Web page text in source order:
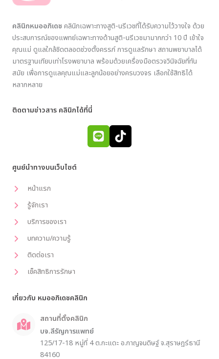
คลินิกหมออภิเดช คลินิกเฉพาะทางสูติ-นรีเวชที่ได้รับความไว้วางใจ ด้วย
ประสบการณ์ของแพทย์เฉพาะทางด้านสูติ-นรีเวชมามากกว่า 10 ปี เข้าใจ
คุณแม่ ดูแลใกล้ชิดตลอดช่วงตั้งครรภ์ การดูแลรักษา สถานพยาบาลได้
มาตรฐานเทียบเท่าโรงพยาบาล พร้อมด้วยเครื่องมือตรวจวินิจฉัยที่ทัน
สมัย เพื่อการดูแลคุณแม่และลูกน้อยอย่างครบวงจร เลือกใช้สิทธิได้
หลากหลาย
ติดตามข่าวสาร คลินิกได้ที่นี่
ศูนย์นำทางบนเว็บไซต์
หน้าแรก
รู้จักเรา
บริการของเรา
บทความ/ความรู้
ติดต่อเรา
เช็คสิทธิการรักษา
เกี่ยวกับ หมออภิเดชคลินิก
สถานที่ตั้งคลินิก
บจ.ลีรัญการแพทย์
125/17-18 หมู่ที่ 4 ต.กะแดะ อ.กาญจนดิษฐ์ จ.สุราษฎร์ธานี
84160